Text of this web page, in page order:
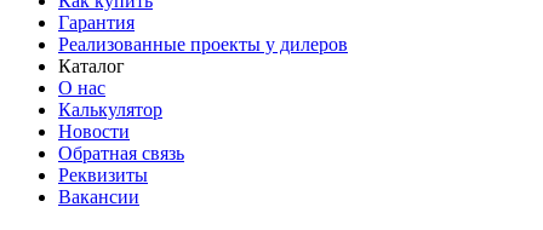
Гарантия
Реализованные проекты у дилеров
Каталог
О нас
Калькулятор
Новости
Обратная связь
Реквизиты
Вакансии